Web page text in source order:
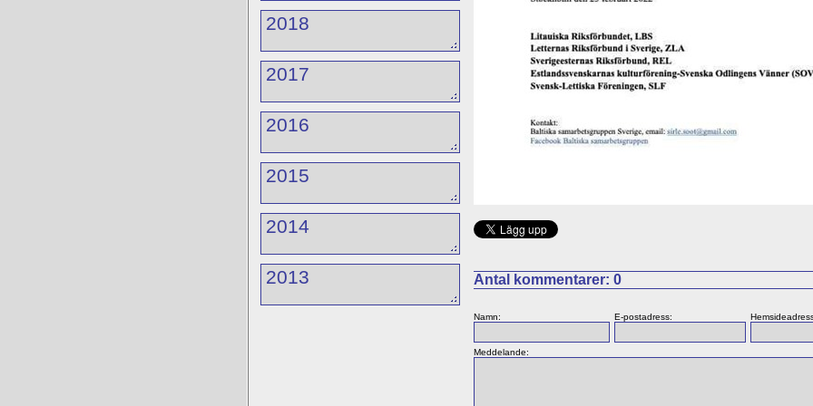
2018
2017
2016
2015
2014
2013 Antal kommentarer: 0
Namn: E-postadress:
Meddelande: